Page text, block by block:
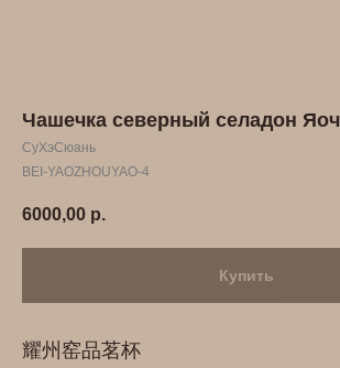
Чашечка северный селадон
СуХэСюань
BEI-YAOZHOUYAO-4
6000,00 р.
Купить
耀州窑品茗杯